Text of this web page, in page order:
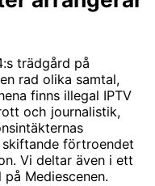
trädgård på
rad olika samtal,
finns illegal IPTV
och journalistik,
förtroendet
Vi deltar även i ett
Mediescenen.